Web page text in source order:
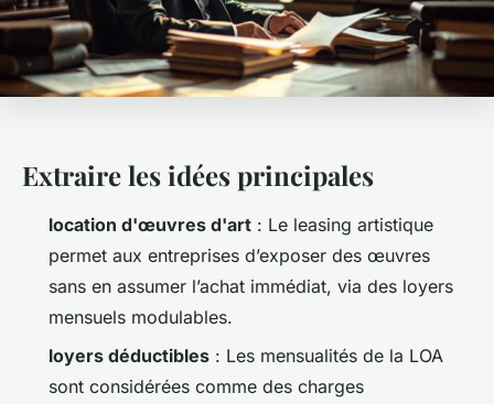
Extraire les idées principales
location d'œuvres d'art : Le leasing artistique
permet aux entreprises d’exposer des œuvres
sans en assumer l’achat immédiat, via des loyers
mensuels modulables.
loyers déductibles : Les mensualités de la LOA
sont considérées comme des charges